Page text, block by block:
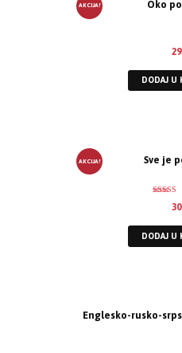
AKCIJA! Oko
DODAJ U
AKCIJA! Sve je
od 5
DODAJ U
Englesko-rusko-